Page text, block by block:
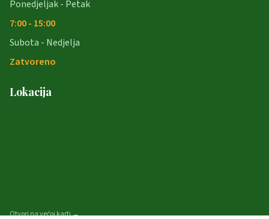
Ponedjeljak - Petak
7:00 - 15:00
Subota - Nedjelja
Zatvoreno
Lokacija
Otvori na većoj karti →